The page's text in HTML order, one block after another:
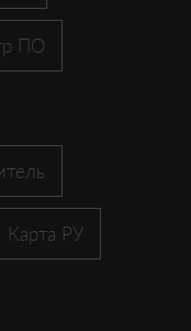
ПО
Карта РУ